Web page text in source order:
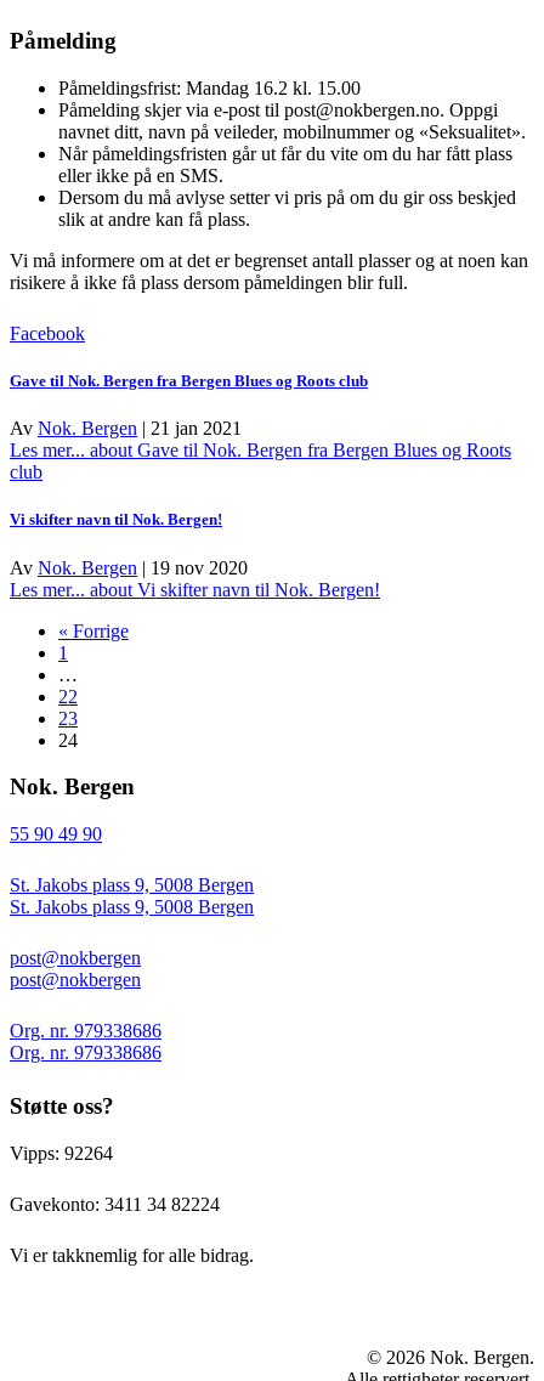
Påmelding
Påmeldingsfrist: Mandag 16.2 kl. 15.00
Påmelding skjer via e-post til post@nokbergen.no. Oppgi
navnet ditt, navn på veileder, mobilnummer og «Seksualitet».
Når påmeldingsfristen går ut får du vite om du har fått plass
eller ikke på en SMS.
Dersom du må avlyse setter vi pris på om du gir oss beskjed
slik at andre kan få plass.
Vi må informere om at det er begrenset antall plasser og at noen kan
risikere å ikke få plass dersom påmeldingen blir full.
Facebook
Gave til Nok. Bergen fra Bergen Blues og Roots club
Av Nok. Bergen | 21 jan 2021
Les mer... about Gave til Nok. Bergen fra Bergen Blues og Roots
club
Vi skifter navn til Nok. Bergen!
Av Nok. Bergen | 19 nov 2020
Les mer... about Vi skifter navn til Nok. Bergen!
« Forrige
1
…
22
23
24
Nok. Bergen
55 90 49 90
St. Jakobs plass 9, 5008 Bergen
St. Jakobs plass 9, 5008 Bergen
post@nokbergen
post@nokbergen
Org. nr. 979338686
Org. nr. 979338686
Støtte oss?
Vipps: 92264
Gavekonto: 3411 34 82224
Vi er takknemlig for alle bidrag.
© 2026 Nok. Bergen.